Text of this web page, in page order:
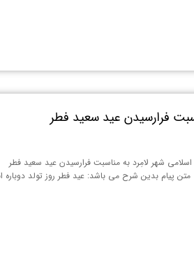
فرارسیدن عید سعید فطر
شهر لامِرد به مناسبت فرارسیدن عید سعید
متن پیام بدین شرح می باشد: عید فطر روز تولد